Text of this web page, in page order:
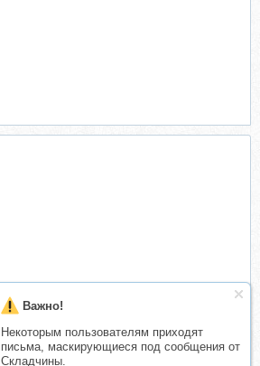
Важно!
Некоторым пользователям приходят
письма, маскирующиеся под сообщения от
Складчины.